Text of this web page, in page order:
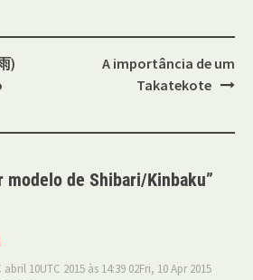
)
A importância de um
Takatekote
modelo de Shibari/Kinbaku”
abril 10UTC 2015 às 14:39 02Fri, 10 Apr 2015